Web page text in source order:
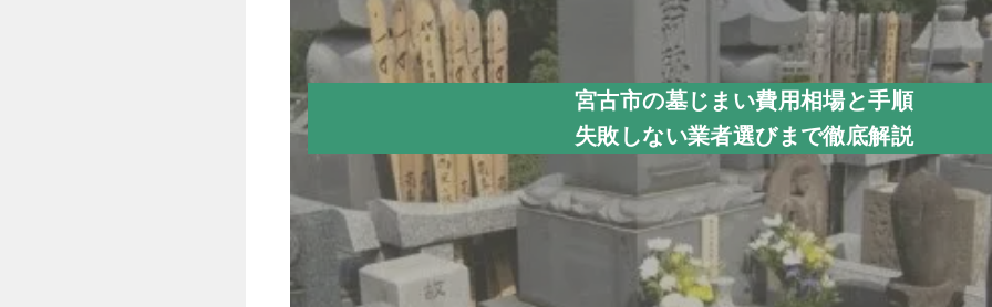
宮古市の墓じまい費用相場と手順
失敗しない業者選びまで徹底解説